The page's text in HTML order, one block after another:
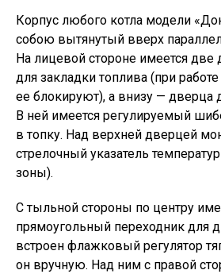
Корпус любого котла модели
собою вытянутый вверх
На лицевой стороне имеется
для закладки топлива (при работе
ее блокируют), а внизу — дверца
В ней имеется регулируемый
в топку. Над верхней дверцей
стрелочный указатель
зоны).
С тыльной стороны по центру
прямоугольный переходник для
встроен флажковый регулятор
он вручную. Над ним с правой